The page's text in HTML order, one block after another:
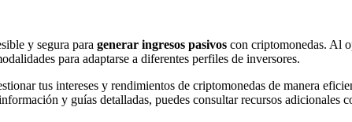
y segura para generar ingresos pasivos con criptomonedas. Al
para adaptarse a diferentes perfiles de inversores.
tus intereses y rendimientos de criptomonedas de manera
y guías detalladas, puedes consultar recursos adicionales